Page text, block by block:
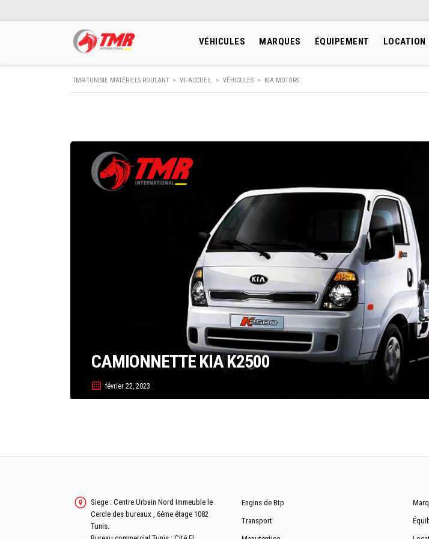
VÉHICULES MARQUES ÉQUIPEMENT LOCATION
TMR-TUNISIE MATÉRIELS ROULANT > V1-ACCUEIL > VÉHICULES > KIA MOTORS
CAMIONNETTE KIA K2500
février 22, 2023
Siege : Centre Urbain Nord Immeuble le
Cercle des bureaux , 6éme étage 1082
Tunis.
Engins de Btp
Transport